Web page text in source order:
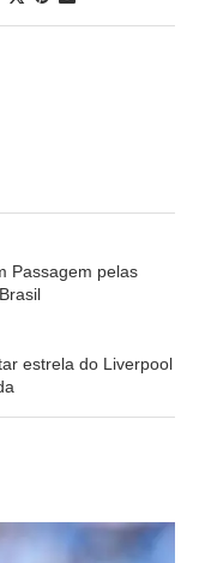
Passagem pelas
estrela do Liverpool